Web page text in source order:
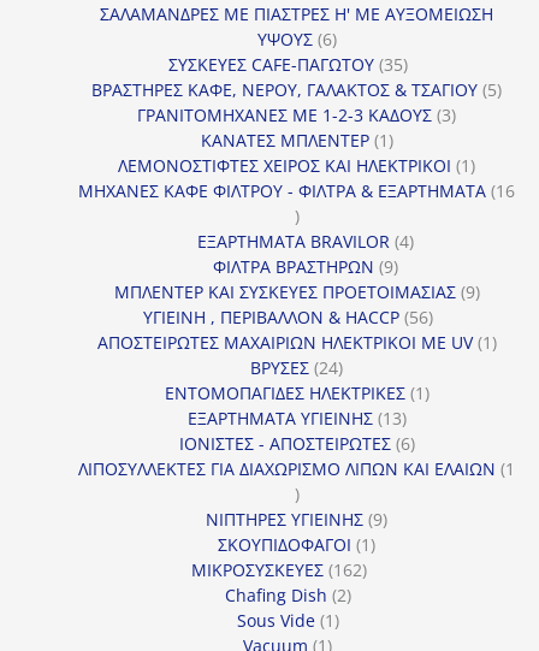
προϊόντα
ΣΑΛΑΜΑΝΔΡΕΣ ΜΕ ΠΙΑΣΤΡΕΣ Η' ΜΕ ΑΥΞΟΜΕΙΩΣΗ
ΥΨΟΥΣ 66
προϊόντα
ΣΥΣΚΕΥΕΣ CAFE-ΠΑΓΩΤΟΥ 3535
προϊόντα
ΒΡΑΣΤΗΡΕΣ ΚΑΦΕ, ΝΕΡΟΥ, ΓΑΛΑΚΤΟΣ & ΤΣΑΓΙΟΥ 55
ΓΡΑΝΙΤΟΜΗΧΑΝΕΣ ΜΕ 1-2-3 ΚΑΔΟΥΣ 33
ΚΑΝΑΤΕΣ ΜΠΛΕΝΤΕΡ 11
προϊόν
ΛΕΜΟΝΟΣΤΙΦΤΕΣ ΧΕΙΡΟΣ ΚΑΙ ΗΛΕΚΤΡΙΚΟΙ 11
προϊόν
ΜΗΧΑΝΕΣ ΚΑΦΕ ΦΙΛΤΡΟΥ - ΦΙΛΤΡΑ & ΕΞΑΡΤΗΜΑΤΑ 16
16
προϊόντα
ΕΞΑΡΤΗΜΑΤΑ BRAVILOR 44
ΦΙΛΤΡΑ ΒΡΑΣΤΗΡΩΝ 99
προϊόντα
ΜΠΛΕΝΤΕΡ ΚΑΙ ΣΥΣΚΕΥΕΣ ΠΡΟΕΤΟΙΜΑΣΙΑΣ 99
ΥΓΙΕΙΝΗ , ΠΕΡΙΒΑΛΛΟΝ & HACCP 5656
προϊόντα
ΑΠΟΣΤΕΙΡΩΤΕΣ ΜΑΧΑΙΡΙΩΝ ΗΛΕΚΤΡΙΚΟΙ ΜΕ UV 11
ΒΡΥΣΕΣ 2424
προϊόντα
ΕΝΤΟΜΟΠΑΓΙΔΕΣ ΗΛΕΚΤΡΙΚΕΣ 11
ΕΞΑΡΤΗΜΑΤΑ ΥΓΙΕΙΝΗΣ 1313
προϊόντα
ΙΟΝΙΣΤΕΣ - ΑΠΟΣΤΕΙΡΩΤΕΣ 66
προϊόντα
ΛΙΠΟΣΥΛΛΕΚΤΕΣ ΓΙΑ ΔΙΑΧΩΡΙΣΜΟ ΛΙΠΩΝ ΚΑΙ ΕΛΑΙΩΝ 1
1
προϊόν
ΝΙΠΤΗΡΕΣ ΥΓΙΕΙΝΗΣ 99
ΣΚΟΥΠΙΔΟΦΑΓΟΙ 11
ΜΙΚΡΟΣΥΣΚΕΥΕΣ 162162
Chafing Dish 22
Sous Vide 11
Vacuum 11